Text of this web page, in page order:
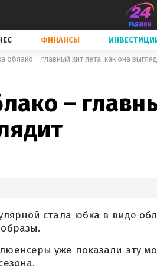
ФИНАНСЫ
облако – главный хит лета: как она
–
стала юбка в виде
уже показали эту